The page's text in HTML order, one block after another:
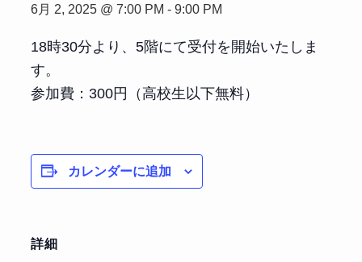
6月 2, 2025 @ 7:00 PM - 9:00 PM
18時30分より、5階にて受付を開始いたしま
す。
参加費：300円（高校生以下無料）
カレンダーに追加
詳細